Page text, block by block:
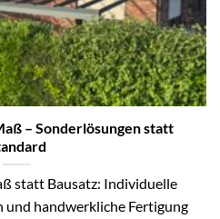
– Sonderlösungen statt
statt Bausatz: Individuelle
und handwerkliche Fertigung